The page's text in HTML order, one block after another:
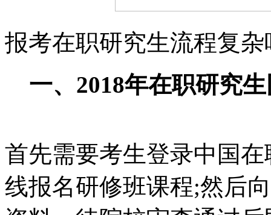
报考在职研究生流程复杂
一、2018年在职研究
首先需要考生登录中国
线报名研修班课程;然后